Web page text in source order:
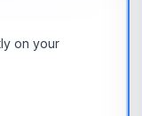
on your